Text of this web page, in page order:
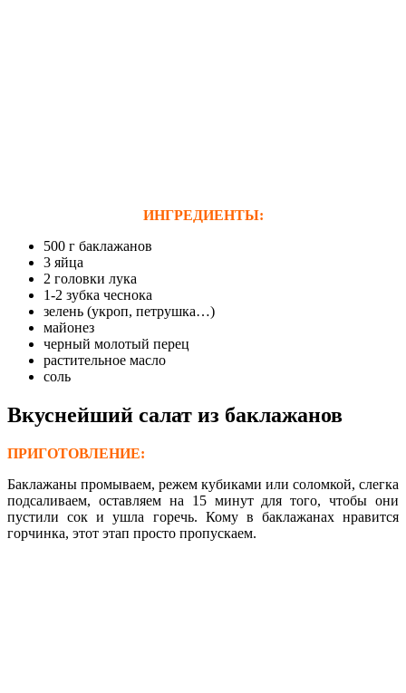
ИНГРЕДИЕНТЫ:
500 г баклажанов
3 яйца
2 головки лука
1-2 зубка чеснока
зелень (укроп, петрушка…)
майонез
черный молотый перец
растительное масло
соль
Вкуснейший салат из баклажанов
ПРИГОТОВЛЕНИЕ:
Баклажаны промываем, режем кубиками или соломкой, слегка
подсаливаем, оставляем на 15 минут для того, чтобы они
пустили сок и ушла горечь. Кому в баклажанах нравится
горчинка, этот этап просто пропускаем.